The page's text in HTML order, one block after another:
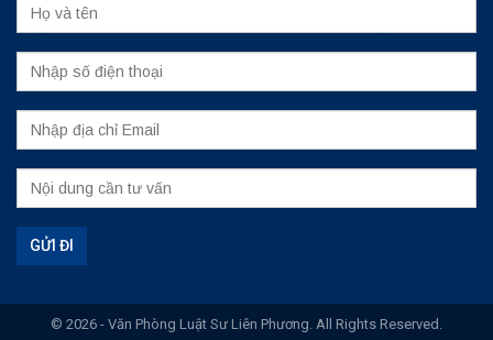
© 2026 - Văn Phòng Luật Sư Liên Phương. All Rights Reserved.